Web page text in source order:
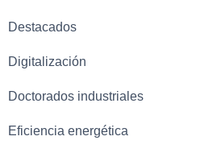
Destacados
Digitalización
Doctorados industriales
Eficiencia energética